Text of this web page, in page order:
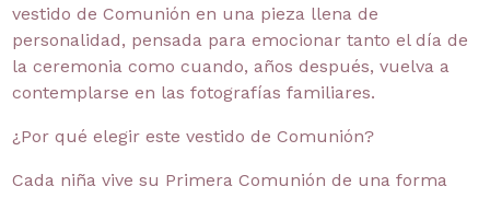
vestido de Comunión en una pieza llena de
personalidad, pensada para emocionar tanto el día de
la ceremonia como cuando, años después, vuelva a
contemplarse en las fotografías familiares.
¿Por qué elegir este vestido de Comunión?
Cada niña vive su Primera Comunión de una forma